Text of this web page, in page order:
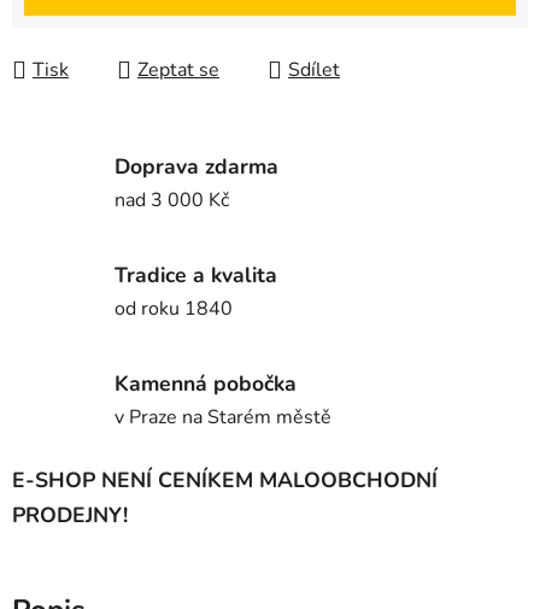
Tisk Zeptat se Sdílet
Doprava zdarma
nad 3 000 Kč
Tradice a kvalita
od roku 1840
Kamenná pobočka
v Praze na Starém městě
E-SHOP NENÍ CENÍKEM MALOOBCHODNÍ
PRODEJNY!